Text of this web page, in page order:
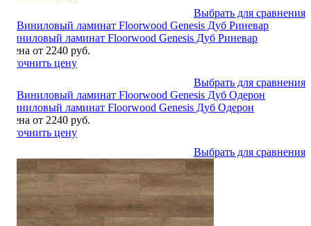
Выбрать для сравнения
Виниловый ламинат Floorwood Genesis Дуб Риневар
Цена от 2240 руб.
Уточнить цену
Выбрать для сравнения
Виниловый ламинат Floorwood Genesis Дуб Одерон
Цена от 2240 руб.
Уточнить цену
Выбрать для сравнения